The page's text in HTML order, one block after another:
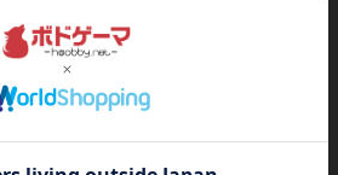
画像付き 充実
ノームズ・アット・ナイト
ベネボレンス女王は、忠実な臣民を称えるための
祝宴を開こうとしています。...